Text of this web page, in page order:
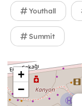
Youthall
Summit
+
−